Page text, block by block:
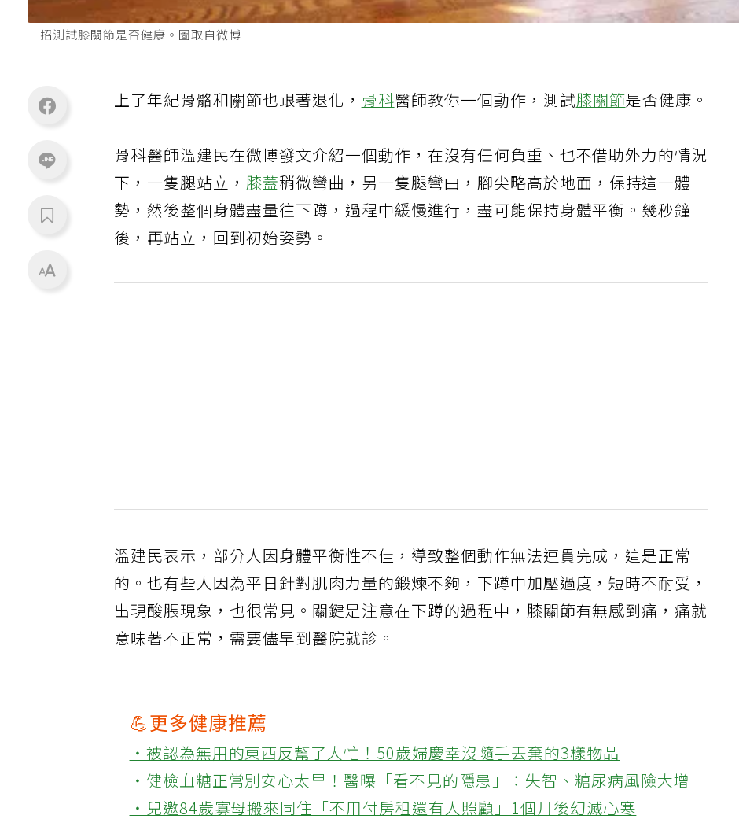
一招測試膝關節是否健康。圖取自微博
上了年紀骨骼和關節也跟著退化，骨科醫師教你一個動作，測試膝關節是否健康。
骨科醫師溫建民在微博發文介紹一個動作，在沒有任何負重、也不借助外力的情況
下，一隻腿站立，膝蓋稍微彎曲，另一隻腿彎曲，腳尖略高於地面，保持這一體
勢，然後整個身體盡量往下蹲，過程中緩慢進行，盡可能保持身體平衡。幾秒鐘
後，再站立，回到初始姿勢。
溫建民表示，部分人因身體平衡性不佳，導致整個動作無法連貫完成，這是正常
的。也有些人因為平日針對肌肉力量的鍛煉不夠，下蹲中加壓過度，短時不耐受，
出現酸脹現象，也很常見。關鍵是注意在下蹲的過程中，膝關節有無感到痛，痛就
意味著不正常，需要儘早到醫院就診。
💪更多健康推薦
‧被認為無用的東西反幫了大忙！50歲婦慶幸沒隨手丟棄的3樣物品
‧健檢血糖正常別安心太早！醫曝「看不見的隱患」：失智、糖尿病風險大增
‧兒邀84歲寡母搬來同住「不用付房租還有人照顧」1個月後幻滅心寒